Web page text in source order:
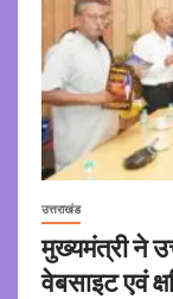
उत्तराखंड
मुख्यमंत्री ने
वेबसाइट एवं